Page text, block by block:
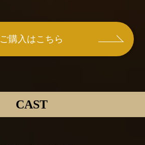
ご購入はこちら
CAST